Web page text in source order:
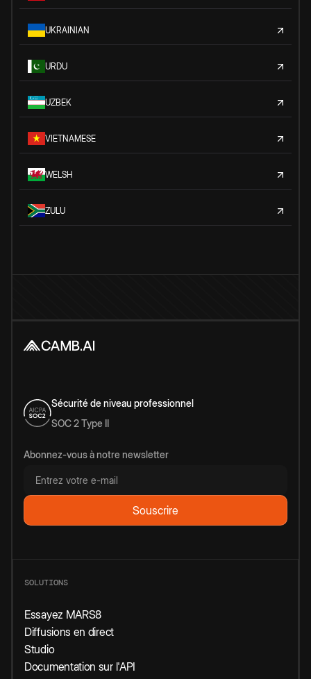
UKRAINIAN
URDU
UZBEK
VIETNAMESE
WELSH
ZULU
Sécurité de niveau professionnel
SOC 2 Type II
Abonnez-vous à notre newsletter
SOLUTIONS
Essayez MARS8
Diffusions en direct
Studio
Documentation sur l'API